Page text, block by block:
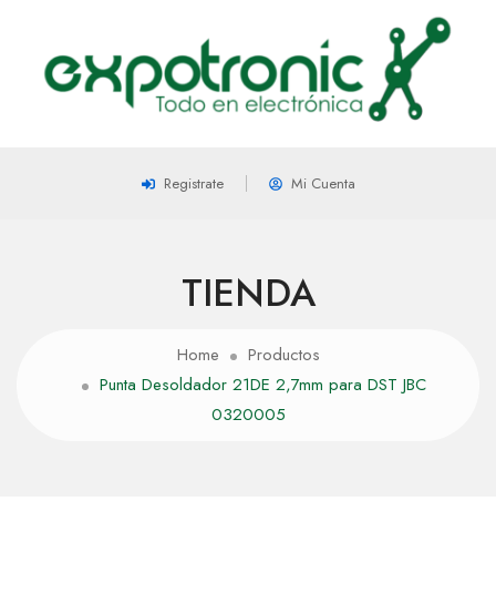
Registrate Mi Cuenta
TIENDA
Home
Productos
Punta Desoldador 21DE 2,7mm para DST JBC
0320005